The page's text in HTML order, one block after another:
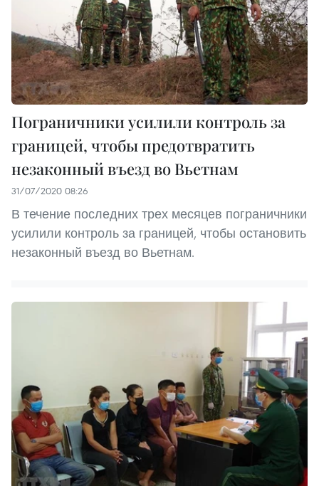
Пограничники усилили контроль за
границей, чтобы предотвратить
незаконный въезд во Вьетнам
31/07/2020 08:26
В течение последних трех месяцев пограничники
усилили контроль за границей, чтобы остановить
незаконный въезд во Вьетнам.